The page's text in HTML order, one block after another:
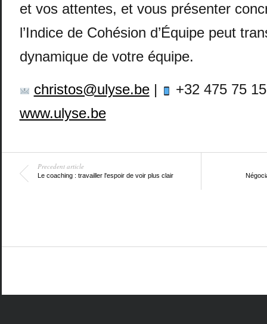
et vos attentes, et vous présenter
l’Indice de Cohésion d’Équipe peut
dynamique de votre équipe.
christos@ulyse.be|
+32 475 75
www.ulyse.be
Precedent article
Le coaching : travailler l'espoir de voir plus clair